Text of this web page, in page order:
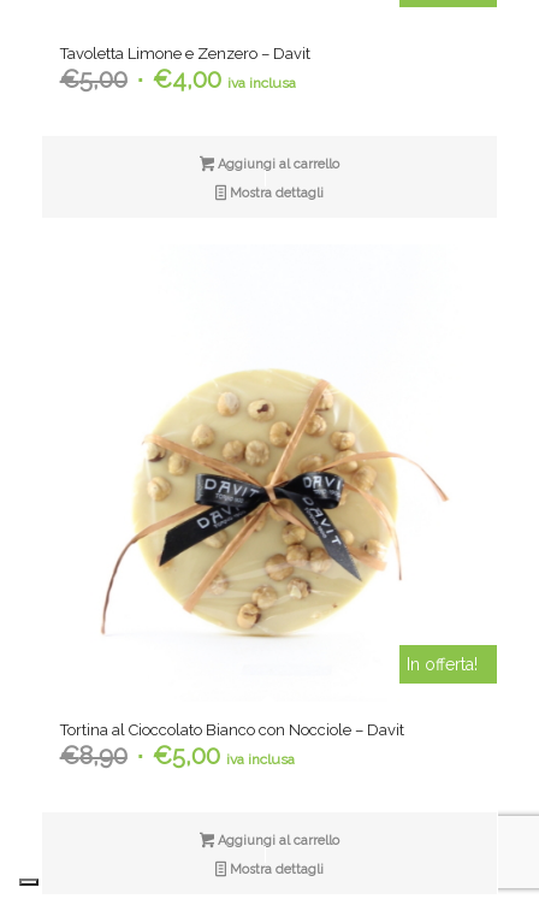
Tavoletta Limone e Zenzero – Davit
€5,00 Il €4,00Il
è:
€4,00.
iva inclusa
Aggiungi al carrello
Mostra dettagli
Tortina al Cioccolato Bianco con Nocciole – Davit
€8,90 Il €5,00Il
è:
€5,00.
iva inclusa
In offerta!
Aggiungi al carrello
Mostra dettagli